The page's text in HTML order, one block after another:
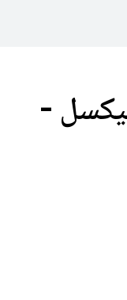
-